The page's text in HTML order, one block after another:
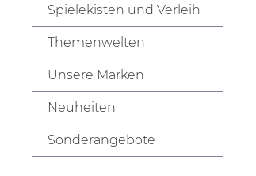
Spielekisten und Verleih
Themenwelten
Unsere Marken
Neuheiten
Sonderangebote